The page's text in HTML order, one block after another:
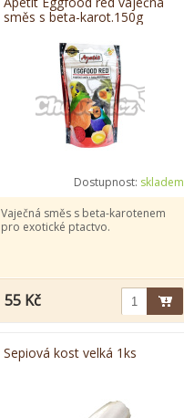
směs s beta-karot.150g
Dostupnost: skladem
Vaječná směs s beta-karotenem
pro exotické ptactvo.
55 Kč
Sepiová kost velká 1ks